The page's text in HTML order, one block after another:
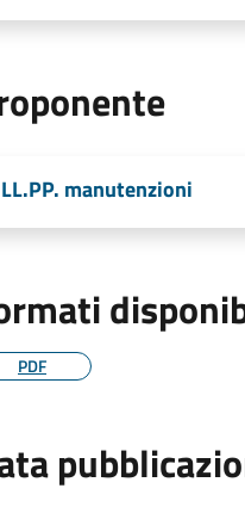
LL.PP. manutenzioni
PDF